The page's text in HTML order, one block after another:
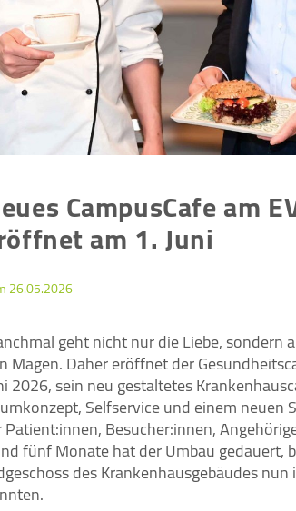
CampusCafe am
am 1. Juni
26.05.2026
geht nicht nur die Liebe, sondern
Magen. Daher eröffnet der
2026, sein neu gestaltetes
Selfservice und einem neuen
Besucher:innen,
fünf Monate hat der Umbau gedauert,
des Krankenhausgebäudes